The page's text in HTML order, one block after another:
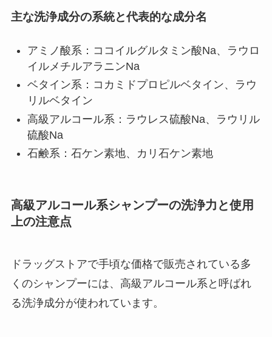
主な洗浄成分の系統と代表的な成分名
アミノ酸系：ココイルグルタミン酸Na、ラウロ
イルメチルアラニンNa
ベタイン系：コカミドプロピルベタイン、ラウ
リルベタイン
高級アルコール系：ラウレス硫酸Na、ラウリル
硫酸Na
石鹸系：石ケン素地、カリ石ケン素地
高級アルコール系シャンプーの洗浄力と使用
上の注意点
ドラッグストアで手頃な価格で販売されている多
くのシャンプーには、高級アルコール系と呼ばれ
る洗浄成分が使われています。